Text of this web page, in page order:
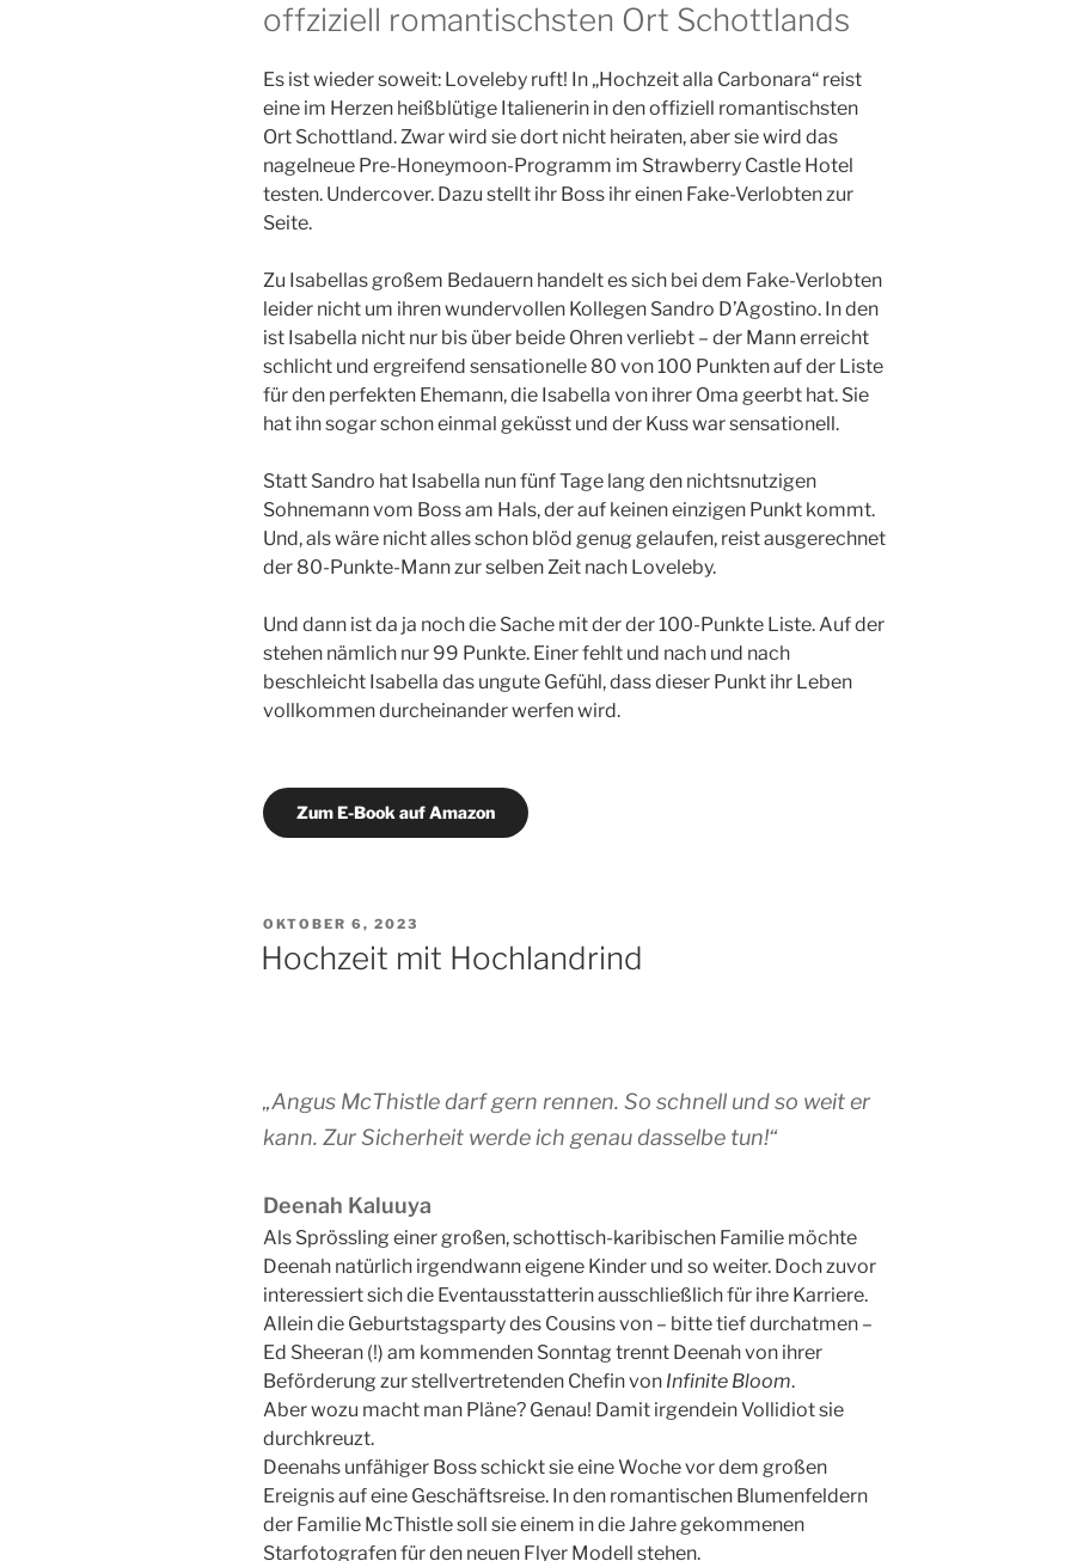
offziziell romantischsten Ort Schottlands
Es ist wieder soweit: Loveleby ruft! In „Hochzeit alla Carbonara“ reist
eine im Herzen heißblütige Italienerin in den offiziell romantischsten
Ort Schottland. Zwar wird sie dort nicht heiraten, aber sie wird das
nagelneue Pre-Honeymoon-Programm im Strawberry Castle Hotel
testen. Undercover. Dazu stellt ihr Boss ihr einen Fake-Verlobten zur
Seite.
Zu Isabellas großem Bedauern handelt es sich bei dem Fake-Verlobten
leider nicht um ihren wundervollen Kollegen Sandro D’Agostino. In den
ist Isabella nicht nur bis über beide Ohren verliebt – der Mann erreicht
schlicht und ergreifend sensationelle 80 von 100 Punkten auf der Liste
für den perfekten Ehemann, die Isabella von ihrer Oma geerbt hat. Sie
hat ihn sogar schon einmal geküsst und der Kuss war sensationell.
Statt Sandro hat Isabella nun fünf Tage lang den nichtsnutzigen
Sohnemann vom Boss am Hals, der auf keinen einzigen Punkt kommt.
Und, als wäre nicht alles schon blöd genug gelaufen, reist ausgerechnet
der 80-Punkte-Mann zur selben Zeit nach Loveleby.
Und dann ist da ja noch die Sache mit der der 100-Punkte Liste. Auf der
stehen nämlich nur 99 Punkte. Einer fehlt und nach und nach
beschleicht Isabella das ungute Gefühl, dass dieser Punkt ihr Leben
vollkommen durcheinander werfen wird.
Zum E-Book auf Amazon
VERÖFFENTLICHT
AM
OKTOBER 6, 2023
Hochzeit mit Hochlandrind
„Angus McThistle darf gern rennen. So schnell und so weit er
kann. Zur Sicherheit werde ich genau dasselbe tun!“
Deenah Kaluuya
Als Sprössling einer großen, schottisch-karibischen Familie möchte
Deenah natürlich irgendwann eigene Kinder und so weiter. Doch zuvor
interessiert sich die Eventausstatterin ausschließlich für ihre Karriere.
Allein die Geburtstagsparty des Cousins von – bitte tief durchatmen –
Ed Sheeran (!) am kommenden Sonntag trennt Deenah von ihrer
Beförderung zur stellvertretenden Chefin von Infinite Bloom.
Aber wozu macht man Pläne? Genau! Damit irgendein Vollidiot sie
durchkreuzt.
Deenahs unfähiger Boss schickt sie eine Woche vor dem großen
Ereignis auf eine Geschäftsreise. In den romantischen Blumenfeldern
der Familie McThistle soll sie einem in die Jahre gekommenen
Starfotografen für den neuen Flyer Modell stehen.